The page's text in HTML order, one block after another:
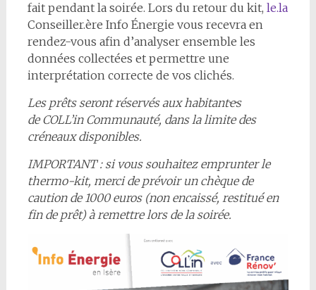
fait pendant la soirée. Lors du retour du kit, le.la
Conseiller.ère Info Énergie vous recevra en
rendez-vous afin d’analyser ensemble les
données collectées et permettre une
interprétation correcte de vos clichés.
Les prêts seront réservés aux habitant·e·s
de COLL’in Communauté, dans la limite des
créneaux disponibles.
IMPORTANT : si vous souhaitez emprunter le
thermo-kit, merci de prévoir un chèque de
caution de 1000 euros (non encaissé, restitué en
fin de prêt) à remettre lors de la soirée.